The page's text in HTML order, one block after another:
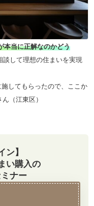
本当に正解なのかどう
して理想の住まいを実現
してもらったので、ここか
（江東区）
ン】
い購入の
ナー